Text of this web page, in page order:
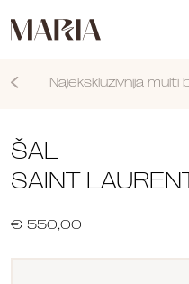
Najekskluzivnija
ŠAL
SAINT
€ 550,00